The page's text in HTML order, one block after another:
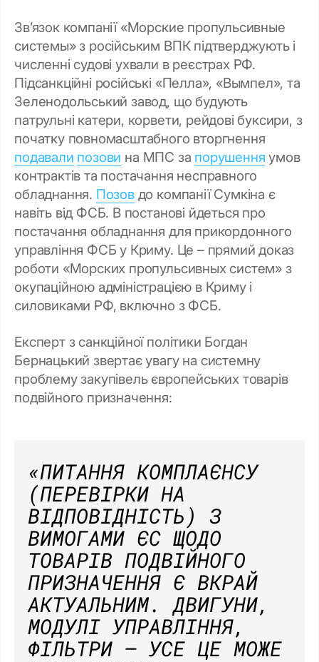
Зв’язок компанії «Морские пропульсивные
системы» з російським ВПК підтверджують і
численні судові ухвали в реєстрах РФ.
Підсанкційні російські «Пелла», «Вымпел», та
Зеленодольський завод, що будують
патрульні катери, корвети, рейдові буксири, з
початку повномасштабного вторгнення
подавали позови на МПС за порушення умов
контрактів та постачання несправного
обладнання. Позовдо компанії Сумкіна є
навіть від ФСБ. В постанові йдеться про
постачання обладнання для прикордонного
управління ФСБ у Криму. Це – прямий доказ
роботи «Морских пропульсивных систем» з
окупаційною адміністрацією в Криму і
силовиками РФ, включно з ФСБ.
Експерт з санкційної політики Богдан
Бернацький звертає увагу на системну
проблему закупівель європейських товарів
подвійного призначення:
«ПИТАННЯ КОМПЛАЄНСУ
(ПЕРЕВІРКИ НА
ВІДПОВІДНІСТЬ) З
ВИМОГАМИ ЄС ЩОДО
ТОВАРІВ ПОДВІЙНОГО
ПРИЗНАЧЕННЯ Є ВКРАЙ
АКТУАЛЬНИМ. ДВИГУНИ,
МОДУЛІ УПРАВЛІННЯ,
ФІЛЬТРИ — УСЕ ЦЕ МОЖЕ